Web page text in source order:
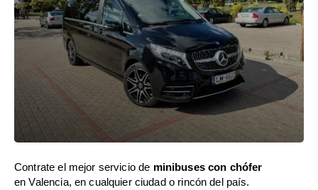
Contrate el mejor servicio de minibuses con chófer
en Valencia, en cualquier ciudad o rincón del país.